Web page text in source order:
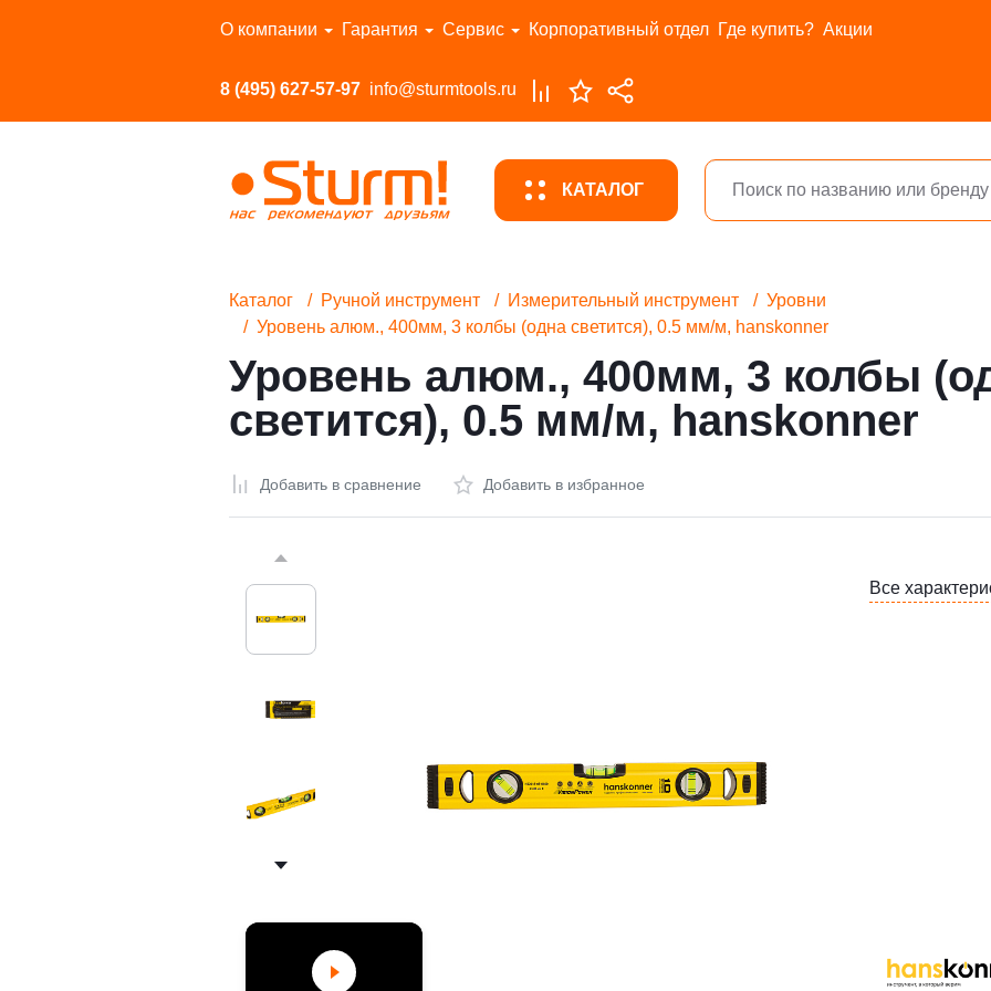
О компании Гарантия Сервис Корпоративный отдел Где купить? Акции
8 (495) 627-57-97 info@sturmtools.ru
КАТАЛОГ
Перейти в каталог
Каталог Ручной инструмент Измерительный инструмент
Уровни
Уровень алюм., 400мм, 3 колбы (одна светится), 0.5 мм/м, hanskonner
Уровень алюм., 400мм, 3 колбы
светится), 0.5 мм/м, hanskonner
Добавить в сравнение Добавить в избранное
Все